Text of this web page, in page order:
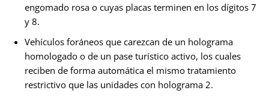
engomado rosa o cuyas placas terminen en los dígitos 7
y 8.
Vehículos foráneos que carezcan de un holograma
homologado o de un pase turístico activo, los cuales
reciben de forma automática el mismo tratamiento
restrictivo que las unidades con holograma 2.